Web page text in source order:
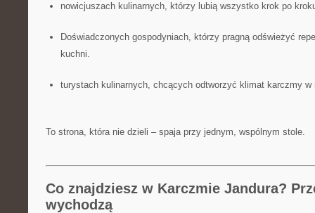
nowicjuszach kulinarnych, którzy lubią wszystko krok po
Doświadczonych gospodyniach, którzy pragną odświeżyć
kuchni.
turystach kulinarnych, chcących odtworzyć klimat karczmy w
To strona, która nie dzieli – spaja przy jednym, wspólnym stole.
Co znajdziesz w Karczmie Jandura?
wychodzą